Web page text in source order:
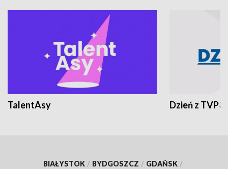
TalentAsy Dzień z TVP3
BIAŁYSTOK / BYDGOSZCZ / GDAŃSK /